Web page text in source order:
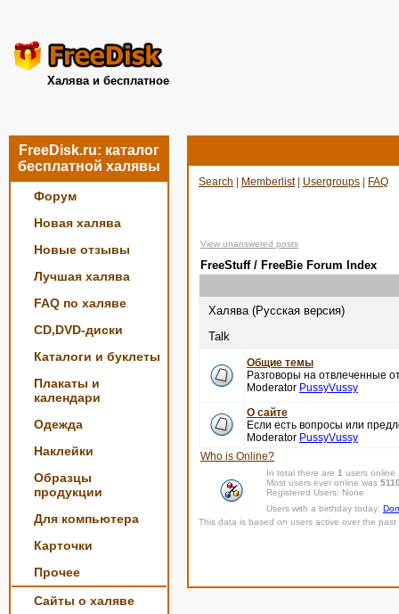
Халява и бесплатное
FreeDisk.ru: каталог
бесплатной халявы
Форум
Новая халява
Новые отзывы
Лучшая халява
FAQ по халяве
CD,DVD-диски
Каталоги и буклеты
Плакаты и
календари
Одежда
Наклейки
Образцы
продукции
Для компьютера
Карточки
Прочее
Сайты о халяве
Search Memberlist| Usergroups FAQ
View unanswered posts
FreeStuff / FreeBie Forum Index
Халява (Русская версия)
Talk
Общие темы
Разговоры на отвлеченные
Moderator PussyVussy
О сайте
Если есть вопросы или
Moderator PussyVussy
Who is Online?
In total there are 1 users
Most users ever online was
Registered Users: None
Users with a birthday today:
This data is based on users active over the past